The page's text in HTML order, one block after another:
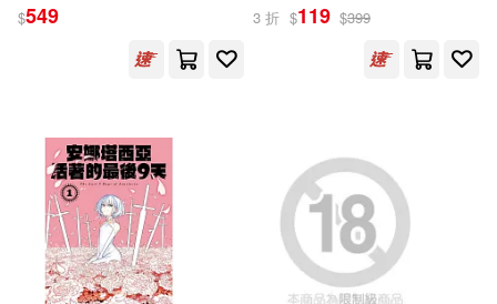
本書編委會編(36)
PRESTIGE DIGITAL BOOK SERIE
小村鮎海(35) 知信陽光(35)
吉林出版集團有限責任公司(221)
ECM(217)
ライセンスエージェント(215)
天地出版社(210)
Ehwald (piano))
$549 3 折 $119 $399